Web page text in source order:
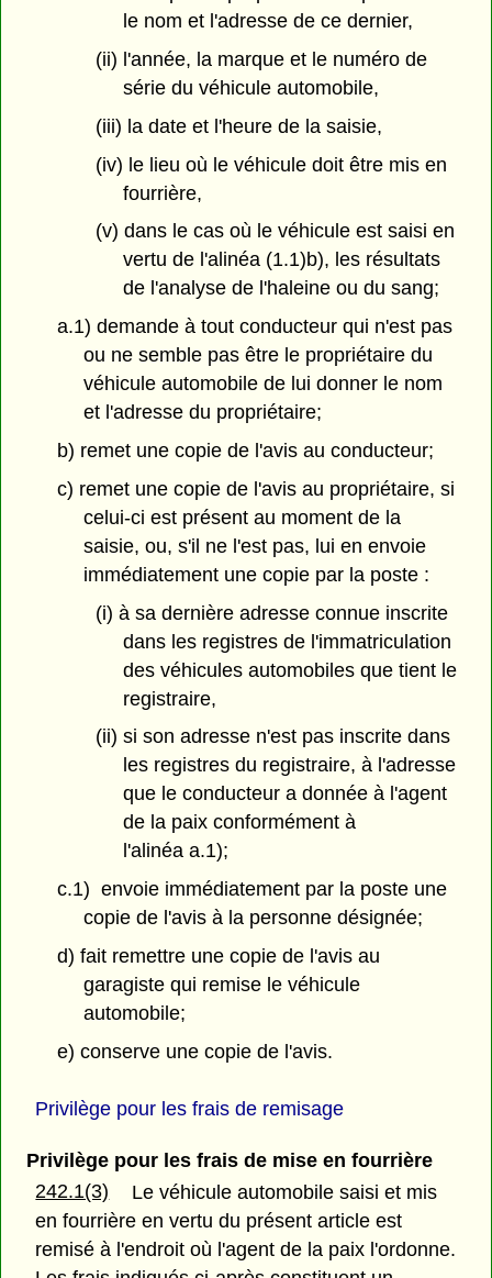
le nom et l'adresse de ce dernier,
(ii) l'année, la marque et le numéro de
série du véhicule automobile,
(iii) la date et l'heure de la saisie,
(iv) le lieu où le véhicule doit être mis en
fourrière,
(v) dans le cas où le véhicule est saisi en
vertu de l'alinéa (1.1)b), les résultats
de l'analyse de l'haleine ou du sang;
a.1) demande à tout conducteur qui n'est pas
ou ne semble pas être le propriétaire du
véhicule automobile de lui donner le nom
et l'adresse du propriétaire;
b) remet une copie de l'avis au conducteur;
c) remet une copie de l'avis au propriétaire, si
celui-ci est présent au moment de la
saisie, ou, s'il ne l'est pas, lui en envoie
immédiatement une copie par la poste :
(i) à sa dernière adresse connue inscrite
dans les registres de l'immatriculation
des véhicules automobiles que tient le
registraire,
(ii) si son adresse n'est pas inscrite dans
les registres du registraire, à l'adresse
que le conducteur a donnée à l'agent
de la paix conformément à
l'alinéa a.1);
c.1) envoie immédiatement par la poste une
copie de l'avis à la personne désignée;
d) fait remettre une copie de l'avis au
garagiste qui remise le véhicule
automobile;
e) conserve une copie de l'avis.
Privilège pour les frais de remisage
Privilège pour les frais de mise en fourrière
242.1(3)
Le véhicule automobile saisi et mis
en fourrière en vertu du présent article est
remisé à l'endroit où l'agent de la paix l'ordonne.